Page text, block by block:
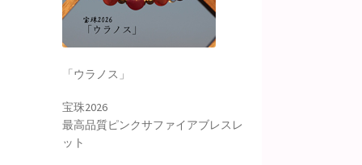
「ウラノス」
宝珠2026
最高品質ピンクサファイアブレスレ
ット